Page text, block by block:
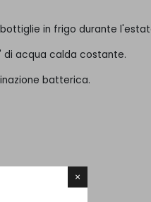
×
in frigo durante
di acqua calda costante.
batterica.
a 90°C